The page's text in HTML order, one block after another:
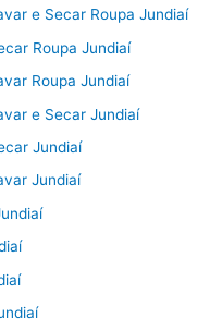
e Secar Roupa Jundiaí
Roupa Jundiaí
Roupa Jundiaí
e Secar Jundiaí
Jundiaí
Jundiaí